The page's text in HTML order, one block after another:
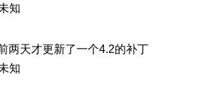
知
两天才更新了一个4.2的补丁
知